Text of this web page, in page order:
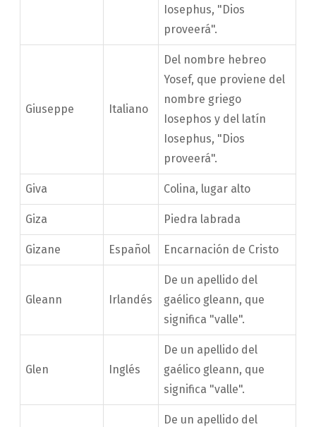
Iosephus, "Dios
proveerá".
Giuseppe Italiano
Del nombre hebreo
Yosef, que proviene del
nombre griego
Iosephos y del latín
Iosephus, "Dios
proveerá".
Giva Colina, lugar alto
Giza Piedra labrada
Gizane Español Encarnación de Cristo
Gleann Irlandés
De un apellido del
gaélico gleann, que
significa "valle".
Glen Inglés
De un apellido del
gaélico gleann, que
significa "valle".
De un apellido del